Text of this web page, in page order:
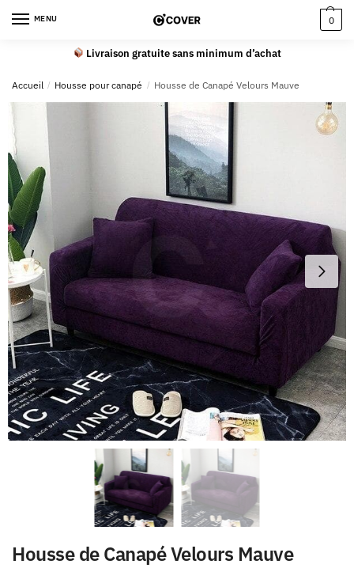
MENU 0
Livraison gratuite sans minimum d’achat
Accueil / Housse pour canapé / Housse de Canapé Velours Mauve
Housse de Canapé Velours Mauve